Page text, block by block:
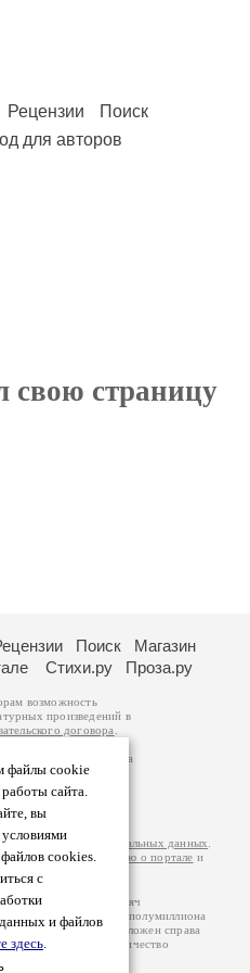
Рецензии
Поиск
для авторов
свою страницу
файлы cookie
сайта.
вы
условиями
cookies.
с
и файлов
здесь.
Поиск
Магазин
Стихи.ру Проза.ру
возможность
произведений в
договора
принадлежат авторам
произведений возможна
вы можете
Ответственность за
на
обработки персональных данных
подробнуюинформацию о портале и
– порядка 100 тысяч
просматривают более полумиллиона
который расположен справа
по две цифры: количество